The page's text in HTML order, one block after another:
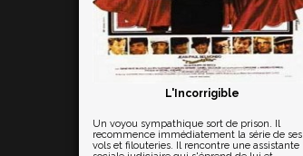
L'Incorrigible
Un voyou sympathique sort de prison. Il
recommence immédiatement la série de ses
vols et filouteries. Il rencontre une assistante